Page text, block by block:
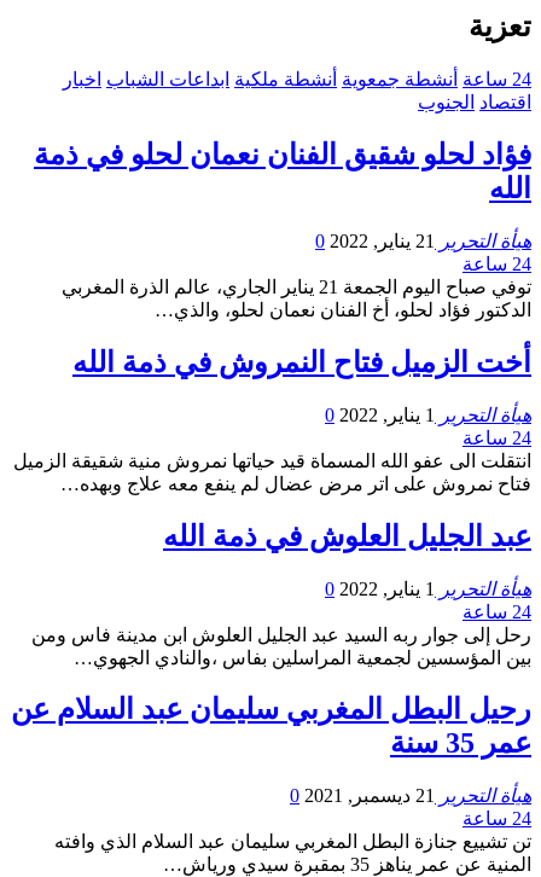
تعزية
24 ساعة أنشطة جمعوية أنشطة ملكية ابداعات الشباب اخبار
اقتصاد الجنوب
فؤاد لحلو شقيق الفنان نعمان لحلو في ذمة
الله
هيأة التحرير 21 يناير, 2022
0
24 ساعة
توفي صباح اليوم الجمعة 21 يناير الجاري، عالم الذرة المغربي
الدكتور فؤاد لحلو، أخ الفنان نعمان لحلو، والذي…
أخت الزميل فتاح النمروش في ذمة الله
هيأة التحرير 1 يناير, 2022
0
24 ساعة
انتقلت الى عفو الله المسماة قيد حياتها نمروش منية شقيقة الزميل
فتاح نمروش على اتر مرض عضال لم ينفع معه علاج وبهده…
عبد الجليل العلوش في ذمة الله
هيأة التحرير 1 يناير, 2022
0
24 ساعة
رحل إلى جوار ربه السيد عبد الجليل العلوش ابن مدينة فاس ومن
بين المؤسسين لجمعية المراسلين بفاس ،والنادي الجهوي…
رحيل البطل المغربي سليمان عبد السلام عن
عمر 35 سنة
هيأة التحرير 21 ديسمبر, 2021
0
24 ساعة
تن تشييع جنازة البطل المغربي سليمان عبد السلام الذي وافته
المنية عن عمر يناهز 35 بمقبرة سيدي ورياش…